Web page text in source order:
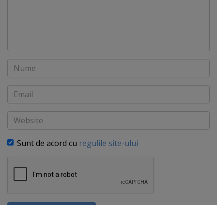
Nume
Email
Website
Sunt de acord cu regulile site-ului